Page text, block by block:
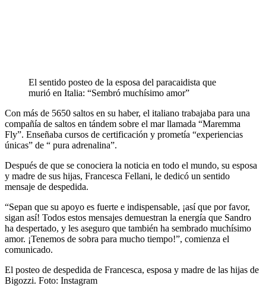
El sentido posteo de la esposa del paracaidista que
murió en Italia: “Sembró muchísimo amor”
Con más de 5650 saltos en su haber, el italiano trabajaba para una
compañía de saltos en tándem sobre el mar llamada “Maremma
Fly”. Enseñaba cursos de certificación y prometía “experiencias
únicas” de “ pura adrenalina”.
Después de que se conociera la noticia en todo el mundo, su esposa
y madre de sus hijas, Francesca Fellani, le dedicó un sentido
mensaje de despedida.
“Sepan que su apoyo es fuerte e indispensable, ¡así que por favor,
sigan así! Todos estos mensajes demuestran la energía que Sandro
ha despertado, y les aseguro que también ha sembrado muchísimo
amor. ¡Tenemos de sobra para mucho tiempo!”, comienza el
comunicado.
El posteo de despedida de Francesca, esposa y madre de las hijas de
Bigozzi. Foto: Instagram